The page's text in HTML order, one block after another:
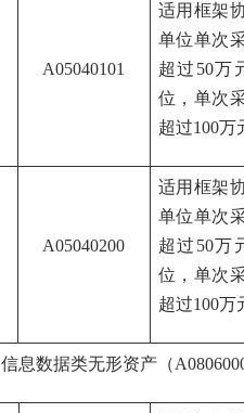
A05040101
适用框架
单位单次
超过50万
位，单次
超过100万
A05040200
适用框架
单位单次
超过50万
位，单次
超过100万
信息数据类无形资产（